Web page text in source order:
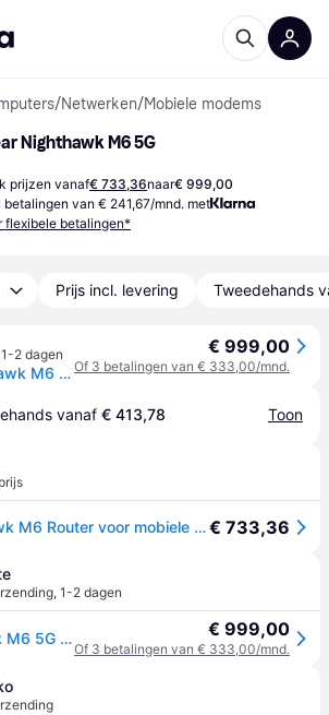
/Netwerken/Mobiele modems
Nighthawk M6 5G
prijzen vanaf€ 733,36naar€ 999,00
betalingen van € 241,67/mnd. met
flexibele betalingen*
Prijs incl. levering Tweedehands
1-2 dagen
Netgear Nighthawk M6 5G wifi 6 mobiele hotspot router MR6150 wlan lte router
€ 999,00
Of 3 betalingen van € 333,00/mnd.
vanaf € 413,78 Toon
NETGEAR Nighthawk M6 Router voor mobiele netwerken MR6150-100EUS€ 733,36
, 1-2 dagen
Netgear Nighthawk M6 5G wifi 6 mobiele hotspot router MR6150 wlan lte router € 999,00
Of 3 betalingen van € 333,00/mnd.